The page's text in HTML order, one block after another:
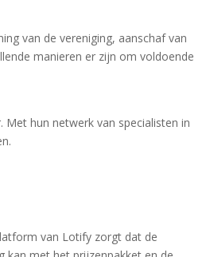
van de vereniging, aanschaf van
manieren er zijn om voldoende
Met hun netwerk van specialisten in
van Lotify zorgt dat de